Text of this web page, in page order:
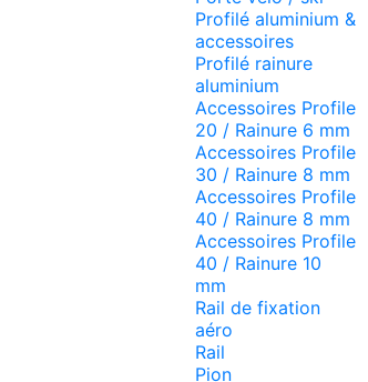
Profilé aluminium &
accessoires
Profilé rainure
aluminium
Accessoires Profile
20 / Rainure 6 mm
Accessoires Profile
30 / Rainure 8 mm
Accessoires Profile
40 / Rainure 8 mm
Accessoires Profile
40 / Rainure 10
mm
Rail de fixation
aéro
Rail
Pion